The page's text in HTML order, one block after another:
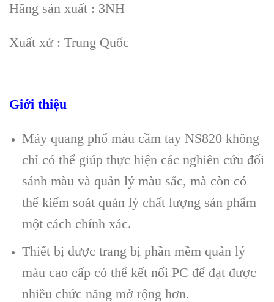
Hãng sản xuất : 3NH
Xuất xứ : Trung Quốc
Giới thiệu
Máy quang phổ màu cầm tay NS820 không
chỉ có thể giúp thực hiện các nghiên cứu đối
sánh màu và quản lý màu sắc, mà còn có
thể kiểm soát quản lý chất lượng sản phẩm
một cách chính xác.
Thiết bị được trang bị phần mềm quản lý
màu cao cấp có thể kết nối PC để đạt được
nhiều chức năng mở rộng hơn.